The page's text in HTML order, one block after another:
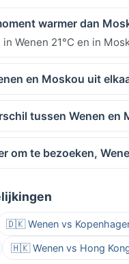
warmer dan
Wenen 21°C en in
en Moskou uit
tussen Wenen en
om te bezoeken,
🇩🇰 Wenen vs
🇭🇰 Wenen vs Hong